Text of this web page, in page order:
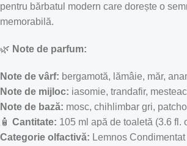
pentru bărbatul modern care dorește o
memorabilă.
🌿 Note de parfum:
Note de vârf: bergamotă, lămâie, măr,
Note de mijloc: iasomie, trandafir,
Note de bază: mosc, chihlimbar gri,
🧴 Cantitate: 105 ml apă de toaletă (3.6 fl.
Categorie olfactivă: Lemnos Condimentat